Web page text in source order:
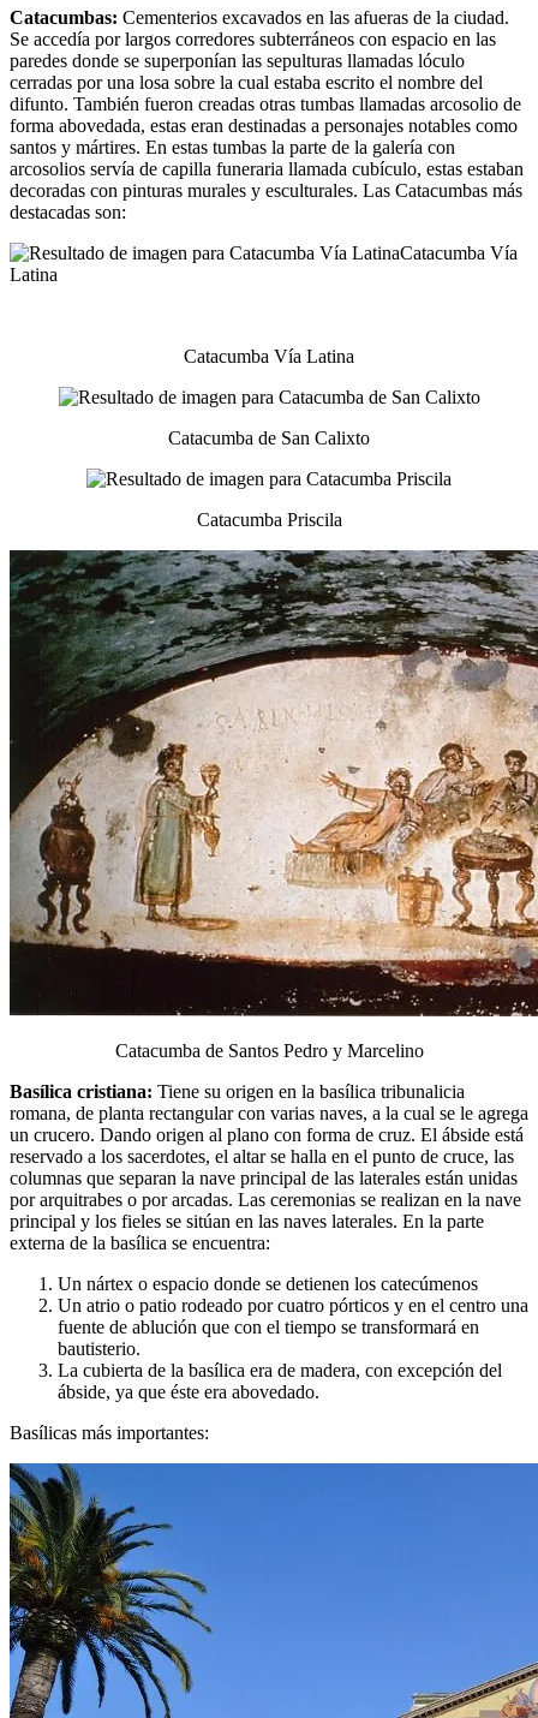
Catacumbas: Cementerios excavados en las afueras de la ciudad.
Se accedía por largos corredores subterráneos con espacio en las
paredes donde se superponían las sepulturas llamadas lóculo
cerradas por una losa sobre la cual estaba escrito el nombre del
difunto. También fueron creadas otras tumbas llamadas arcosolio de
forma abovedada, estas eran destinadas a personajes notables como
santos y mártires. En estas tumbas la parte de la galería con
arcosolios servía de capilla funeraria llamada cubículo, estas estaban
decoradas con pinturas murales y esculturales. Las Catacumbas más
destacadas son:
Catacumba Vía Latina
Catacumba de San Calixto
Catacumba Priscila
Catacumba de Santos Pedro y Marcelino
Basílica cristiana: Tiene su origen en la basílica tribunalicia
romana, de planta rectangular con varias naves, a la cual se le agrega
un crucero. Dando origen al plano con forma de cruz. El ábside está
reservado a los sacerdotes, el altar se halla en el punto de cruce, las
columnas que separan la nave principal de las laterales están unidas
por arquitrabes o por arcadas. Las ceremonias se realizan en la nave
principal y los fieles se sitúan en las naves laterales. En la parte
externa de la basílica se encuentra:
Un nártex o espacio donde se detienen los catecúmenos
Un atrio o patio rodeado por cuatro pórticos y en el centro una
fuente de ablución que con el tiempo se transformará en
bautisterio.
La cubierta de la basílica era de madera, con excepción del
ábside, ya que éste era abovedado.
Basílicas más importantes: